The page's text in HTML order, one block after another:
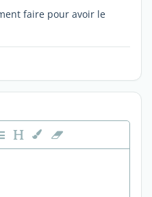
faire pour avoir le